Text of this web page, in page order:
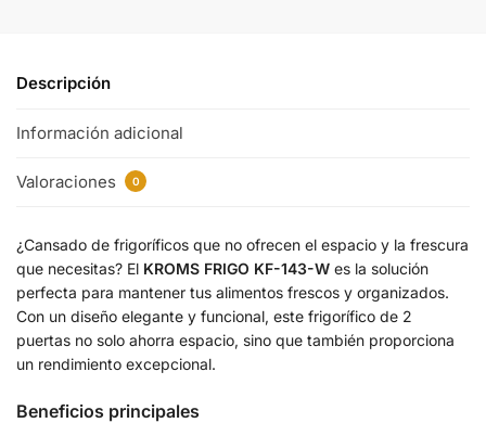
Descripción
Información adicional
Valoraciones 0
¿Cansado de frigoríficos que no ofrecen el espacio y la frescura
que necesitas? El KROMS FRIGO KF-143-W es la solución
perfecta para mantener tus alimentos frescos y organizados.
Con un diseño elegante y funcional, este frigorífico de 2
puertas no solo ahorra espacio, sino que también proporciona
un rendimiento excepcional.
Beneficios principales